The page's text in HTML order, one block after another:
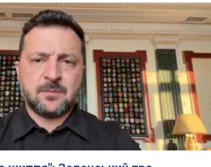
Відео
долучаються до спільного проєкту
т.
людей": Сікорський закликав
ворожих ракет над
до збиття російських ракет над